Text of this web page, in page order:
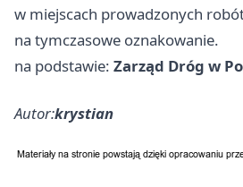
w miejscach prowadzonych
na tymczasowe oznakowanie.
na podstawie: Zarząd Dróg w
Autor:krystian